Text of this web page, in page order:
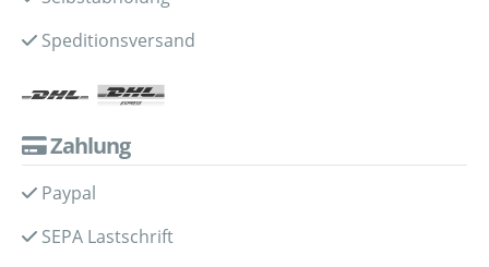
Speditionsversand
Zahlung
Paypal
SEPA Lastschrift